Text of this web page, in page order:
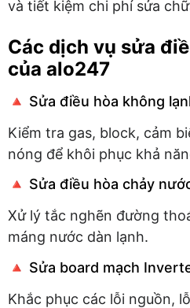
và tiết kiệm chi phí sửa
Các dịch vụ sửa
của alo247
🔺 Sửa điều hòa không
Kiểm tra gas, block, cảm
nóng để khôi phục khả
🔺 Sửa điều hòa chảy
Xử lý tắc nghẽn đường
máng nước dàn lạnh.
🔺 Sửa board mạch
Khắc phục các lỗi nguồn,